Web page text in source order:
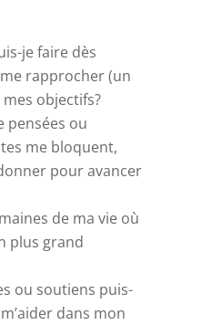
je faire dès
rapprocher (un
objectifs?
pensées ou
me bloquent,
pour avancer
de ma vie où
plus grand
ou soutiens puis-
dans mon